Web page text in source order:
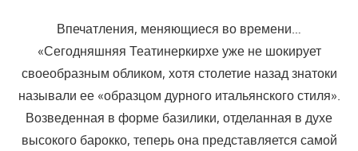
Впечатления, меняющиеся во времени…
«Сегодняшняя Театинеркирхе уже не шокирует
своеобразным обликом, хотя столетие назад знатоки
называли ее «образцом дурного итальянского стиля».
Возведенная в форме базилики, отделанная в духе
высокого барокко, теперь она представляется самой